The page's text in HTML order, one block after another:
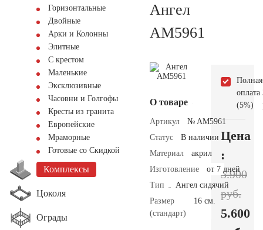
Горизонтальные
Двойные
Арки и Колонны
Элитные
С крестом
Маленькие
Эксклюзивные
Часовни и Голгофы
Кресты из гранита
Европейские
Мраморные
Готовые со Скидкой
Комплексы
Цоколя
Ограды
Ангел
AM5961
О товаре
Артикул
№ AM5961
Статус
В наличии
Материал
акрил
Изготовление
от 7 дней
Тип
Ангел сидячий
Размер
(стандарт)
16 см.
Полная
оплата
(5%)
Цена
:
5.900
руб.
5.600